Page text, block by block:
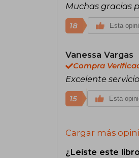
Muchas gracias
18 Esta
Vanessa Vargas
Compra
Excelente
15 Esta
Cargar más
¿Leíste este